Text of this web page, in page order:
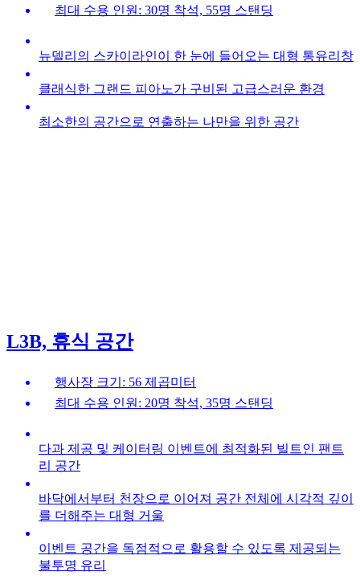
최대 수용 인원: 30명 착석, 55명 스탠딩
뉴델리의 스카이라인이 한 눈에 들어오는 대형 통유리창
클래식한 그랜드 피아노가 구비된 고급스러운 환경
최소한의 공간으로 연출하는 나만을 위한 공간
L3B, 휴식 공간
행사장 크기: 56 제곱미터
최대 수용 인원: 20명 착석, 35명 스탠딩
다과 제공 및 케이터링 이벤트에 최적화된 빌트인 팬트
리 공간
바닥에서부터 천장으로 이어져 공간 전체에 시각적 깊이
를 더해주는 대형 거울
이벤트 공간을 독점적으로 활용할 수 있도록 제공되는
불투명 유리